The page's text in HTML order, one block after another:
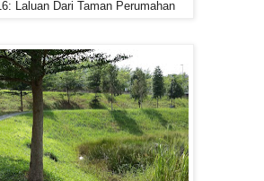
Laluan Dari Taman Perumahan